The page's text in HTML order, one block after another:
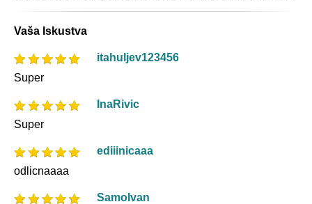
Vaša Iskustva
itahuljev123456
Super
InaRivic
Super
ediiinicaaa
odlicnaaaa
SamoIvan